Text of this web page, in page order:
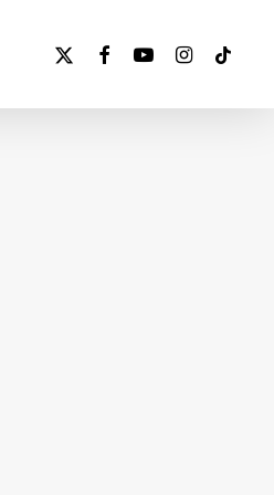
x-
facebookyoutubeinstagram
tiktok